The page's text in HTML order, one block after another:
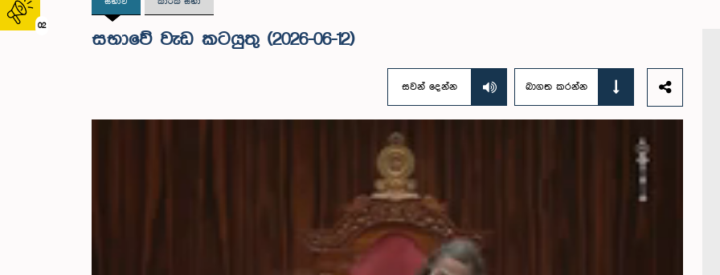
02
සභාවේ වැඩ කටයුතු (2026-06-12)
සවන් දෙන්න බාගත කරන්න